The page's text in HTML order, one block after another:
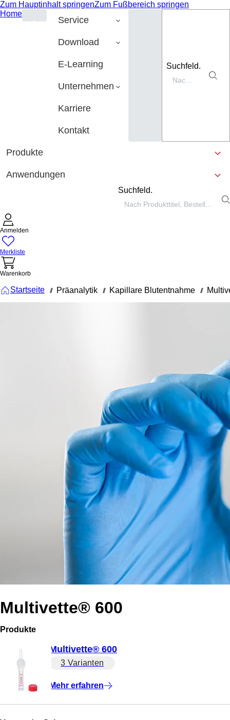
Zum Hauptinhalt springenZum Fußbereich springen
Home
Service
Download
E-Learning
Unternehmen
Karriere
Kontakt
Suchfeld.
Produkte
Anwendungen
Suchfeld.
Anmelden
Merkliste
Warenkorb
Startseite /// Präanalytik /// Kapillare Blutentnahme ///
Multivette® 600
Produkte
Multivette® 600
3 Varianten
Mehr erfahren